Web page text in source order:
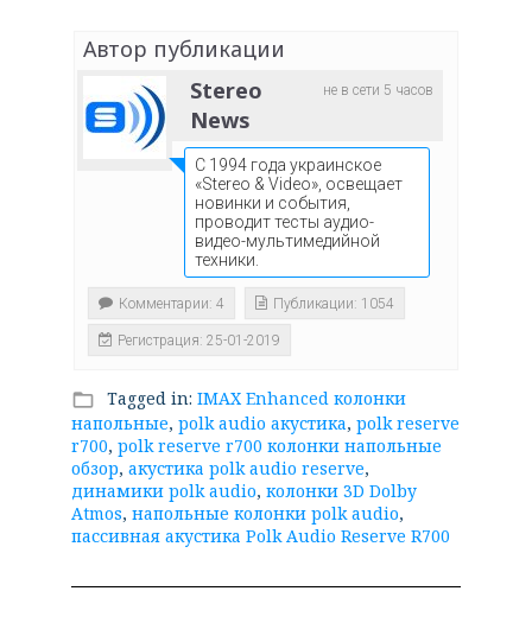
Автор публикации
не в сети 5 часов
Stereo
News
С 1994 года украинское
«Stereo & Video», освещает
новинки и события,
проводит тесты аудио-
видео-мультимедийной
техники.
Комментарии: 4 Публикации: 1054
Регистрация: 25-01-2019
folder_open Tagged in: IMAX Enhanced колонки
напольные, polk audio акустика, polk reserve
r700, polk reserve r700 колонки напольные
обзор, акустика polk audio reserve,
динамики polk audio, колонки 3D Dolby
Atmos, напольные колонки polk audio,
пассивная акустика Polk Audio Reserve R700